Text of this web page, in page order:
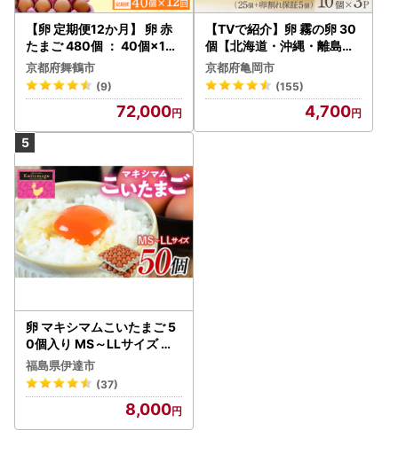
※お名前に旧字体または機種依存文字などが含まれている場
合、当市からお送りするメールにおいて、システム上一部の
メールソフトにて文字化けが発生する可能性がございます。
何卒ご了承ください。
横須賀市は令和7年9月26日付総務大臣通知「ふるさと納税
の対象となる地方団体の指定について（通知）」にて、地方
税法（昭和25年法律第226号）第37条の2第2項及び第314条
の7第2項の規定に基づき、ふるさと納税の対象となる地方団
体として指定されました。
指定対象期間は、令和7年10月1日から令和8年9月30日まで
--*--*--*--*--*--*--*--*--*--*--*--*--*--*--*--*--*--*--*--*
--*--*
■レビューのお願い
お届けいたしました返礼品につきまして、ぜひご感想をお聞
【卵 定期便12か月】 卵 赤
たまご 480個 ： 40個×12
回 【配送不可地域：北海道
、沖縄、離島】
京都府舞鶴市
(9)
72,000
【TVで紹介】卵 霧の卵 30
個【北海道・沖縄・離島配
送不可】
京都府亀岡市
(155)
4,700
卵 マキシマムこいたまご 5
0個入り MS～LLサイズ 卵
F20C-275
福島県伊達市
(37)
8,000